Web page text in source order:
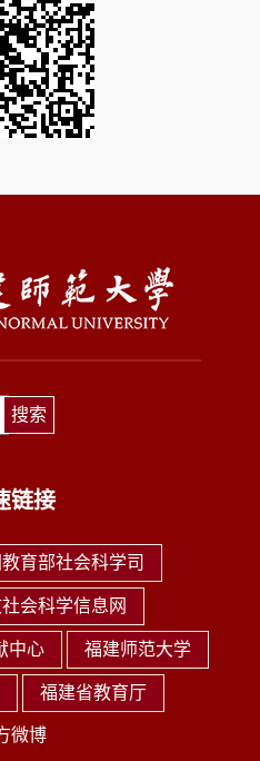
链接
育部社会科学司
会科学信息网
中心 福建师范大学
福建省教育厅
微博